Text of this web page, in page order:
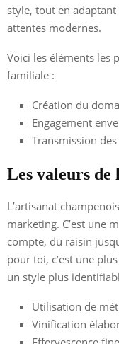
style, tout en
attentes modernes.
Voici les éléments les
familiale :
Création du
Engagement
Transmission
Les valeurs de
L’artisanat
marketing. C’est une
compte, du raisin
pour toi, c’est une
un style plus
Utilisation de
Vinification